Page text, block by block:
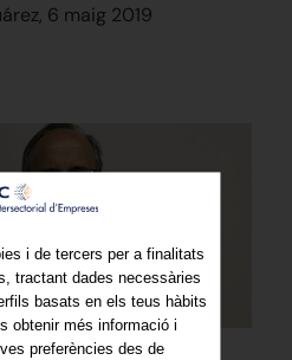
6 maig 2019
i de tercers per a finalitats
tractant dades necessàries
basats en els teus hàbits
obtenir més informació i
preferències des de